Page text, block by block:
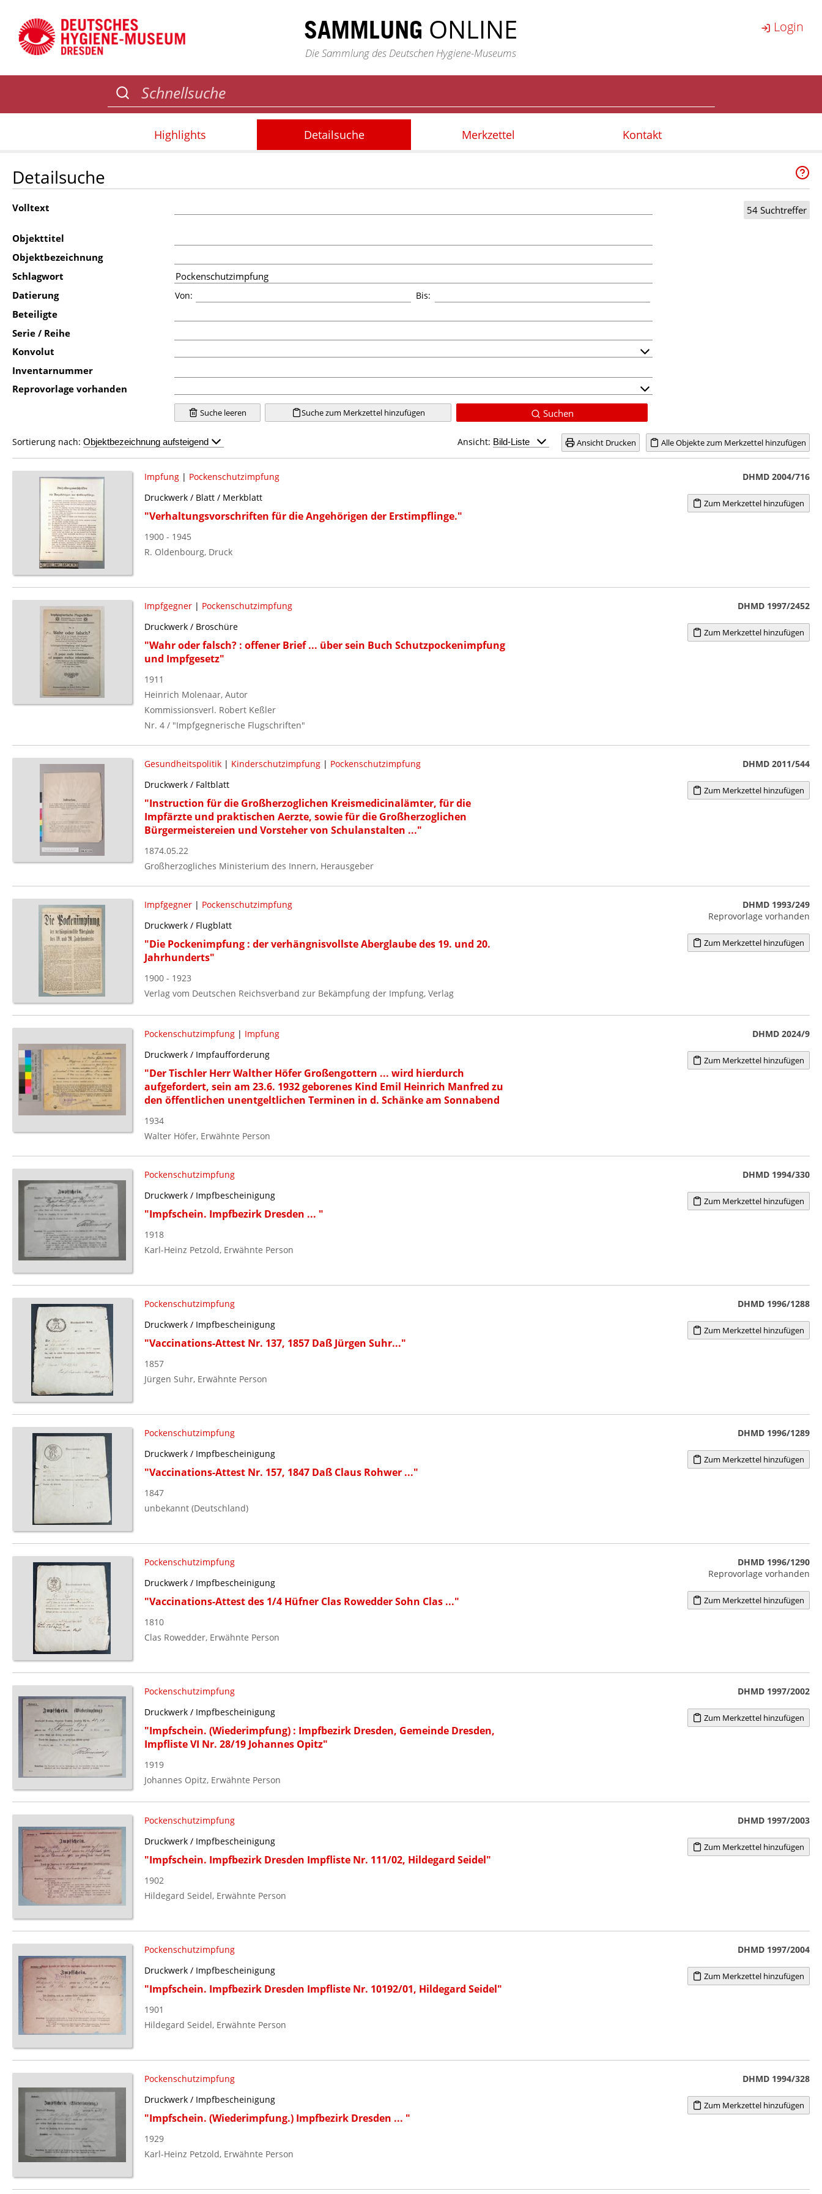
SAMMLUNG ONLINE
Die Sammlung des Deutschen Hygiene-Museums
Login
Highlights Detailsuche Merkzettel Kontakt
Detailsuche
54 Suchtreffer
Volltext
Objekttitel
Objektbezeichnung
Schlagwort
Datierung
Von: Bis:
Beteiligte
Serie / Reihe
Konvolut
Inventarnummer
Reprovorlage vorhanden
Suche leeren Suche zum Merkzettel hinzufügen Suchen
Alle Objekte zum Merkzettel hinzufügen
Ansicht Drucken
Ansicht:
Sortierung nach:
Impfung| Pockenschutzimpfung
Druckwerk / Blatt / Merkblatt
"Verhaltungsvorschriften für die Angehörigen der Erstimpflinge."
1900 - 1945
R. Oldenbourg, Druck
DHMD 2004/716
Zum Merkzettel hinzufügen
Impfgegner| Pockenschutzimpfung
Druckwerk / Broschüre
"Wahr oder falsch? : offener Brief ... über sein Buch Schutzpockenimpfung
und Impfgesetz"
1911
Heinrich Molenaar, Autor
Kommissionsverl. Robert Keßler
Nr. 4 / "Impfgegnerische Flugschriften"
DHMD 1997/2452
Zum Merkzettel hinzufügen
Gesundheitspolitik| Kinderschutzimpfung| Pockenschutzimpfung
Druckwerk / Faltblatt
"Instruction für die Großherzoglichen Kreismedicinalämter, für die
Impfärzte und praktischen Aerzte, sowie für die Großherzoglichen
Bürgermeistereien und Vorsteher von Schulanstalten ..."
1874.05.22
Großherzogliches Ministerium des Innern, Herausgeber
DHMD 2011/544
Zum Merkzettel hinzufügen
Impfgegner| Pockenschutzimpfung
Druckwerk / Flugblatt
"Die Pockenimpfung : der verhängnisvollste Aberglaube des 19. und 20.
Jahrhunderts"
1900 - 1923
Verlag vom Deutschen Reichsverband zur Bekämpfung der Impfung, Verlag
DHMD 1993/249
Reprovorlage vorhanden
Zum Merkzettel hinzufügen
Pockenschutzimpfung| Impfung
Druckwerk / Impfaufforderung
"Der Tischler Herr Walther Höfer Großengottern ... wird hierdurch
aufgefordert, sein am 23.6. 1932 geborenes Kind Emil Heinrich Manfred zu
den öffentlichen unentgeltlichen Terminen in d. Schänke am Sonnabend
1934
Walter Höfer, Erwähnte Person
DHMD 2024/9
Zum Merkzettel hinzufügen
Pockenschutzimpfung
Druckwerk / Impfbescheinigung
"Impfschein. Impfbezirk Dresden ... "
1918
Karl-Heinz Petzold, Erwähnte Person
DHMD 1994/330
Zum Merkzettel hinzufügen
Pockenschutzimpfung
Druckwerk / Impfbescheinigung
"Vaccinations-Attest Nr. 137, 1857 Daß Jürgen Suhr..."
1857
Jürgen Suhr, Erwähnte Person
DHMD 1996/1288
Zum Merkzettel hinzufügen
Pockenschutzimpfung
Druckwerk / Impfbescheinigung
"Vaccinations-Attest Nr. 157, 1847 Daß Claus Rohwer ..."
1847
unbekannt (Deutschland)
DHMD 1996/1289
Zum Merkzettel hinzufügen
Pockenschutzimpfung
Druckwerk / Impfbescheinigung
"Vaccinations-Attest des 1/4 Hüfner Clas Rowedder Sohn Clas ..."
1810
Clas Rowedder, Erwähnte Person
DHMD 1996/1290
Reprovorlage vorhanden
Zum Merkzettel hinzufügen
Pockenschutzimpfung
Druckwerk / Impfbescheinigung
"Impfschein. (Wiederimpfung) : Impfbezirk Dresden, Gemeinde Dresden,
Impfliste VI Nr. 28/19 Johannes Opitz"
1919
Johannes Opitz, Erwähnte Person
DHMD 1997/2002
Zum Merkzettel hinzufügen
Pockenschutzimpfung
Druckwerk / Impfbescheinigung
"Impfschein. Impfbezirk Dresden Impfliste Nr. 111/02, Hildegard Seidel"
1902
Hildegard Seidel, Erwähnte Person
DHMD 1997/2003
Zum Merkzettel hinzufügen
Pockenschutzimpfung
Druckwerk / Impfbescheinigung
"Impfschein. Impfbezirk Dresden Impfliste Nr. 10192/01, Hildegard Seidel"
1901
Hildegard Seidel, Erwähnte Person
DHMD 1997/2004
Zum Merkzettel hinzufügen
Pockenschutzimpfung
Druckwerk / Impfbescheinigung
"Impfschein. (Wiederimpfung.) Impfbezirk Dresden ... "
1929
Karl-Heinz Petzold, Erwähnte Person
DHMD 1994/328
Zum Merkzettel hinzufügen